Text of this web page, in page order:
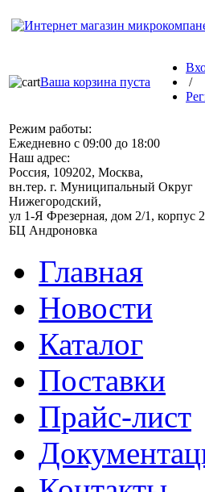
Ваша корзина пуста
/
Режим работы:
Ежедневно с 09:00 до 18:00
Наш адрес:
Россия, 109202, Москва,
вн.тер. г. Муниципальный Округ
Нижегородский,
ул 1-Я Фрезерная, дом 2/1, корпус 2
БЦ Андроновка
Главная
Новости
Каталог
Поставки
Прайс-лист